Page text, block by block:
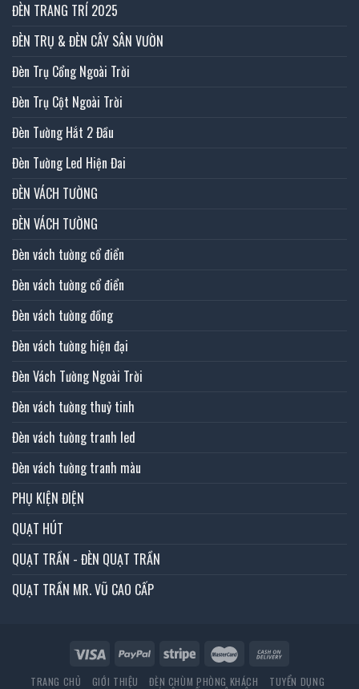
ĐÈN TRANG TRÍ 2025
ĐÈN TRỤ & ĐÈN CÂY SÂN VƯỜN
Đèn Trụ Cổng Ngoài Trời
Đèn Trụ Cột Ngoài Trời
Đèn Tường Hắt 2 Đầu
Đèn Tường Led Hiện Đai
ĐÈN VÁCH TƯỜNG
ĐÈN VÁCH TƯỜNG
Đèn vách tường cổ điển
Đèn vách tường cổ điển
Đèn vách tường đồng
Đèn vách tường hiện đại
Đèn Vách Tường Ngoài Trời
Đèn vách tường thuỷ tinh
Đèn vách tường tranh led
Đèn vách tường tranh màu
PHỤ KIỆN ĐIỆN
QUẠT HÚT
QUẠT TRẦN - ĐÈN QUẠT TRẦN
QUẠT TRẦN MR. VŨ CAO CẤP
TRANG CHỦ GIỚI THIỆU ĐÈN CHÙM PHÒNG KHÁCH TUYỂN DỤNG